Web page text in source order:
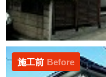
施工前 Before